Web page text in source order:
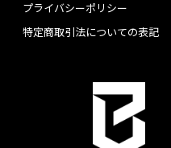
プライバシーポリシー
特定商取引法についての表記